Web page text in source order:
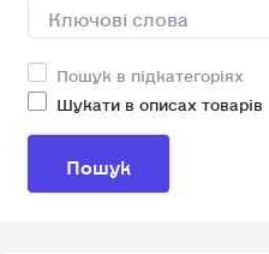
Пошук в підкатегоріях
Шукати в описах товарів
Пошук